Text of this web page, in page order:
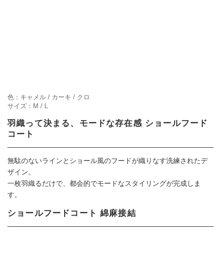
色：キャメル / カーキ / クロ
サイズ：M / L
羽織って決まる、モードな存在感 ショールフード
コート
無駄のないラインとショール風のフードが織りなす洗練されたデ
ザイン。
一枚羽織るだけで、都会的でモードなスタイリングが完成しま
す。
ショールフードコート 綿麻接結